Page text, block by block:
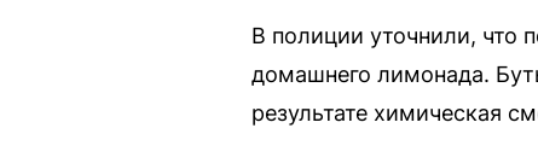
В полиции уточнили, что
домашнего лимонада.
результате химическая